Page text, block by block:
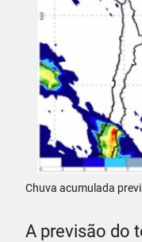
Chuva acumulada
A previsão do